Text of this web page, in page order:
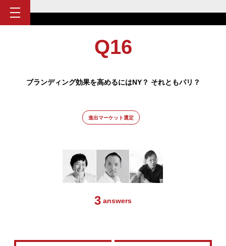
Q16
ブランディング効果を高めるにはNY？ それともパリ？
進出マーケット選定
3 answers